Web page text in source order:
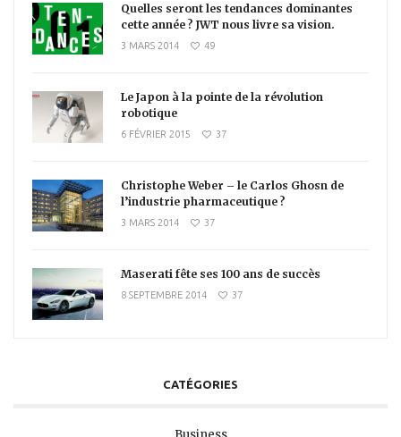
Quelles seront les tendances dominantes
cette année ? JWT nous livre sa vision.
3 MARS 2014 49
Le Japon à la pointe de la révolution
robotique
6 FÉVRIER 2015 37
Christophe Weber – le Carlos Ghosn de
l’industrie pharmaceutique ?
3 MARS 2014 37
Maserati fête ses 100 ans de succès
8 SEPTEMBRE 2014 37
CATÉGORIES